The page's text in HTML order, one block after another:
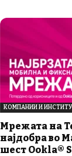
КОМПАНИИ И
Мрежата на
најдобра во
шест Ookla®